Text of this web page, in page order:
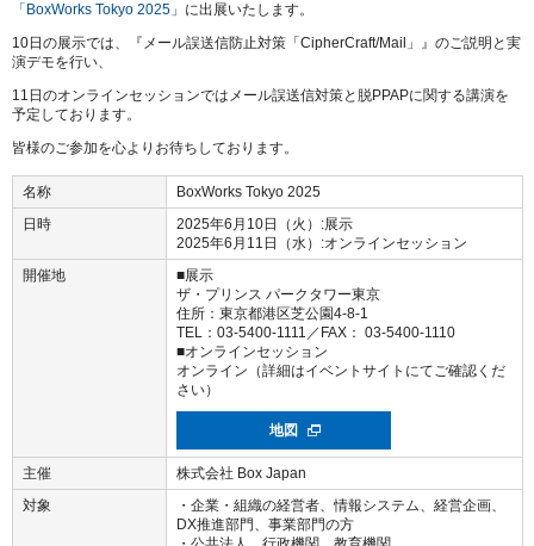
「BoxWorks Tokyo 2025」 に出展いたします。
10日の展示では、『メール誤送信防止対策「CipherCraft/Mail」 』のご説明と実
演デモを行い、
11日のオンラインセッションではメール誤送信対策と脱PPAPに関する講演を
予定しております。
皆様のご参加を心よりお待ちしております。
名称
BoxWorks Tokyo 2025
日時
2025年6月10日（火）:展示
2025年6月11日（水）:オンラインセッション
開催地
■展示
ザ・プリンス パークタワー東京
住所：東京都港区芝公園4-8-1
TEL：03-5400-1111／FAX： 03-5400-1110
■オンラインセッション
オンライン（詳細はイベントサイトにてご確認くだ
さい）
地図
主催
株式会社 Box Japan
対象
・企業・組織の経営者、情報システム、経営企画、
DX推進部門、事業部門の方